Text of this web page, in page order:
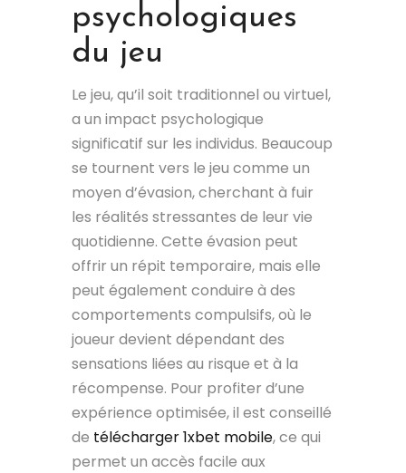
psychologiques
du jeu
Le jeu, qu’il soit traditionnel ou virtuel,
a un impact psychologique
significatif sur les individus. Beaucoup
se tournent vers le jeu comme un
moyen d’évasion, cherchant à fuir
les réalités stressantes de leur vie
quotidienne. Cette évasion peut
offrir un répit temporaire, mais elle
peut également conduire à des
comportements compulsifs, où le
joueur devient dépendant des
sensations liées au risque et à la
récompense. Pour profiter d’une
expérience optimisée, il est conseillé
de télécharger 1xbet mobile, ce qui
permet un accès facile aux